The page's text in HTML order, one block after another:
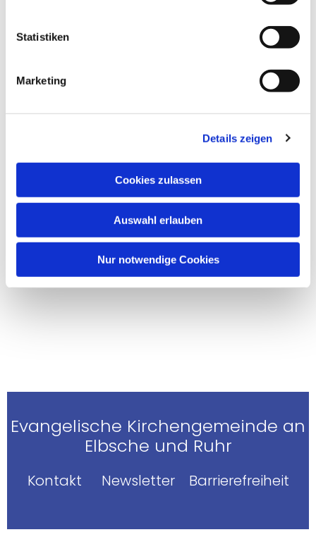
Statistiken
Marketing
Details zeigen
Cookies zulassen
Auswahl erlauben
Nur notwendige Cookies
Evangelische Kirchengemeinde an
Elbsche und Ruhr
Kontakt Newsletter Barrierefreiheit